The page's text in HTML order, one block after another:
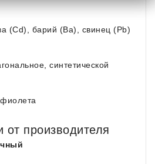
(Cd), барий (Ba), свинец (Pb)
синтетической
от производителя